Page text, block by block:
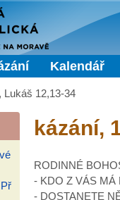
Kalendář
Lukáš 12,13-34
kázání,
RODINNÉ
- KDO Z VÁS MÁ
- DOSTANETE